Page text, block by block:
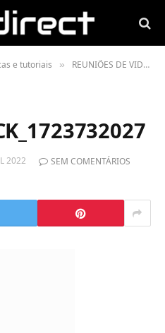
e tutoriais » REUNIÕES DE VIDEOCONFERÊNCIAS: 9 DICAS PARA BRILHAR
2022
SEM COMENTÁRIOS